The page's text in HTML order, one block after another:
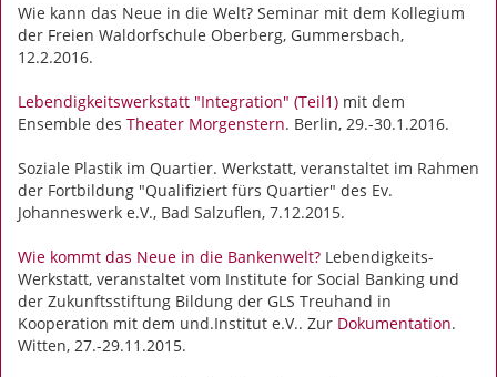
Wie kann das Neue in die Welt? Seminar mit dem Kollegium
der Freien Waldorfschule Oberberg, Gummersbach,
12.2.2016.
Lebendigkeitswerkstatt "Integration" (Teil1) mit dem
Ensemble des Theater Morgenstern. Berlin, 29.-30.1.2016.
Soziale Plastik im Quartier. Werkstatt, veranstaltet im Rahmen
der Fortbildung "Qualifiziert fürs Quartier" des Ev.
Johanneswerk e.V., Bad Salzuflen, 7.12.2015.
Wie kommt das Neue in die Bankenwelt? Lebendigkeits-
Werkstatt, veranstaltet vom Institute for Social Banking und
der Zukunftsstiftung Bildung der GLS Treuhand in
Kooperation mit dem und.Institut e.V.. Zur Dokumentation.
Witten, 27.-29.11.2015.